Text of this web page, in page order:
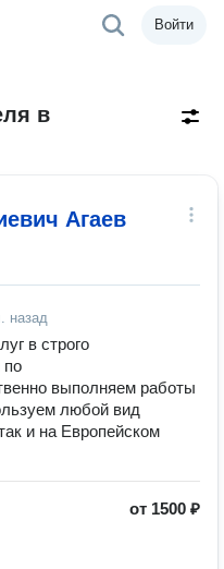
Войти
в
Агаев
назад
в строго
по
выполняем работы
любой вид
и на Европейском
от 1500 ₽